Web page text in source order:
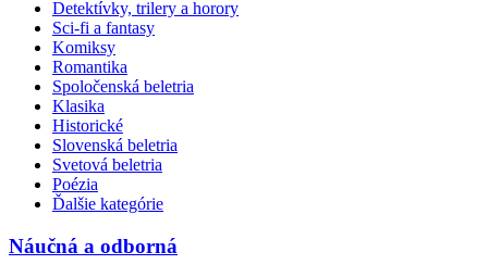
Detektívky, trilery a horory
Sci-fi a fantasy
Komiksy
Romantika
Spoločenská beletria
Klasika
Historické
Slovenská beletria
Svetová beletria
Poézia
Ďalšie kategórie
Náučná a odborná